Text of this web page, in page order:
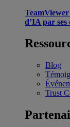
d’IA par ses
Blog
Trust